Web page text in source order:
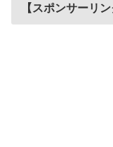
【スポンサーリン